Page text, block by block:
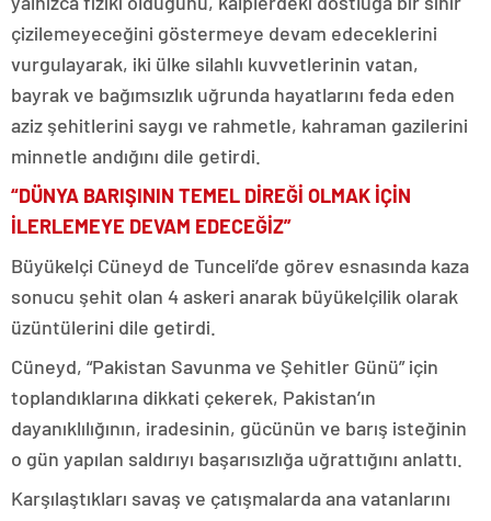
çizilemeyeceğini göstermeye devam edeceklerini
vurgulayarak, iki ülke silahlı kuvvetlerinin vatan,
bayrak ve bağımsızlık uğrunda hayatlarını feda eden
aziz şehitlerini saygı ve rahmetle, kahraman gazilerini
minnetle andığını dile getirdi.
“DÜNYA BARIŞININ TEMEL DİREĞİ OLMAK İÇİN
İLERLEMEYE DEVAM EDECEĞİZ”
Büyükelçi Cüneyd de Tunceli’de görev esnasında kaza
sonucu şehit olan 4 askeri anarak büyükelçilik olarak
üzüntülerini dile getirdi.
Cüneyd, “Pakistan Savunma ve Şehitler Günü” için
toplandıklarına dikkati çekerek, Pakistan’ın
dayanıklılığının, iradesinin, gücünün ve barış isteğinin
o gün yapılan saldırıyı başarısızlığa uğrattığını anlattı.
Karşılaştıkları savaş ve çatışmalarda ana vatanlarını